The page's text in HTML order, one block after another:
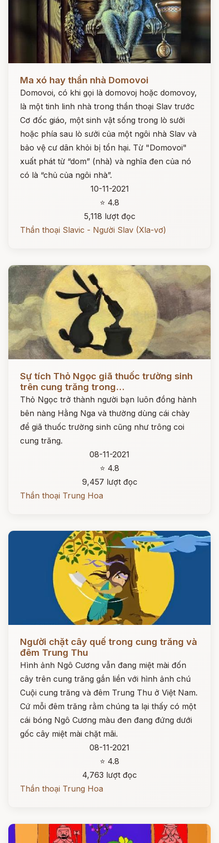
Ma xó hay thần nhà Domovoi
Domovoi, có khi gọi là domovoj hoặc domovoy,
là một tinh linh nhà trong thần thoại Slav trước
Cơ đốc giáo, một sinh vật sống trong lò sưởi
hoặc phía sau lò sưởi của một ngôi nhà Slav và
bảo vệ cư dân khỏi bị tổn hại. Từ "Domovoi"
xuất phát từ “dom” (nhà) và nghĩa đen của nó
có là “chủ của ngôi nhà”.
10-11-2021
⭐ 4.8
5,118 lượt đọc
Thần thoại Slavic - Người Slav (Xla-vơ)
Sự tích Thỏ Ngọc giã thuốc trường sinh
trên cung trăng trong...
Thỏ Ngọc trở thành người bạn luôn đồng hành
bên nàng Hằng Nga và thường dùng cái chày
để giã thuốc trường sinh cũng như trông coi
cung trăng.
08-11-2021
⭐ 4.8
9,457 lượt đọc
Thần thoại Trung Hoa
Người chặt cây quế trong cung trăng và
đêm Trung Thu
Hình ảnh Ngô Cương vẫn đang miệt mài đốn
cây trên cung trăng gắn liền với hình ảnh chú
Cuội cung trăng và đêm Trung Thu ở Việt Nam.
Cứ mỗi đêm trăng rằm chúng ta lại thấy có một
cái bóng Ngô Cương màu đen đang đứng dưới
gốc cây miệt mài chặt mãi.
08-11-2021
⭐ 4.8
4,763 lượt đọc
Thần thoại Trung Hoa